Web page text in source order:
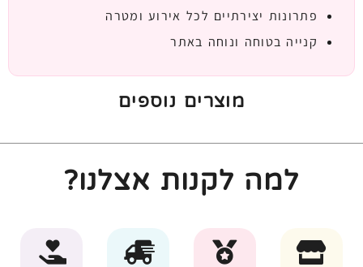
פתרונות יצירתיים לכל אירוע ומטרה
קנייה בטוחה ונוחה באתר
מוצרים נוספים
למה לקנות אצלנו?